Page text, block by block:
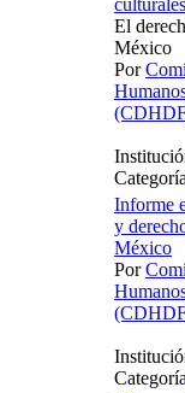
El
México
Por
Informe
y
México
Por